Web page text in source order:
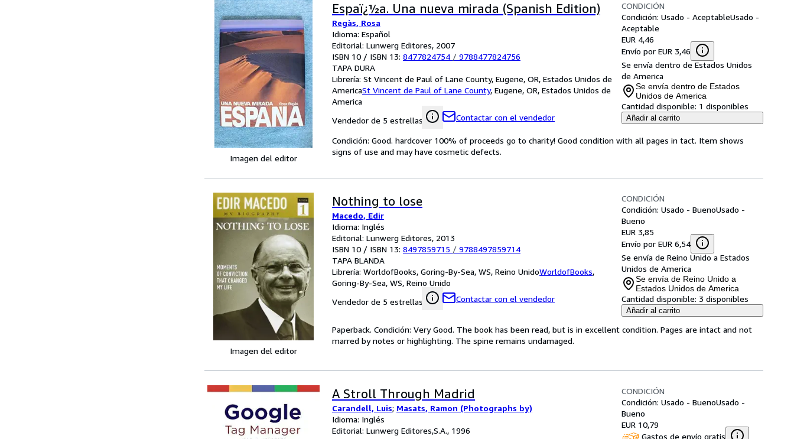
Imagen del editor
Espaï¿½a. Una nueva mirada (Spanish Edition)
Regàs, Rosa
Idioma: Español
Editorial: Lunwerg Editores, 2007
ISBN 10 / ISBN 13: 8477824754 / 9788477824756
TAPA DURA
Librería: St Vincent de Paul of Lane County, Eugene, OR, Estados Unidos de
AmericaSt Vincent de Paul of Lane County, Eugene, OR, Estados Unidos de
America
Vendedor de 5 estrellas
Contactar con el vendedor
CONDICIÓN
Condición: Usado - AceptableUsado -
Aceptable
EUR 4,46
Envío por EUR 3,46
Se envía dentro de Estados Unidos
de America
Se envía dentro de Estados
Unidos de America
Cantidad disponible: 1 disponibles
Añadir al carrito
Condición: Good. hardcover 100% of proceeds go to charity! Good condition with all pages in tact. Item shows
signs of use and may have cosmetic defects.
Imagen del editor
Nothing to lose
Macedo, Edir
Idioma: Inglés
Editorial: Lunwerg Editores, 2013
ISBN 10 / ISBN 13: 8497859715 / 9788497859714
TAPA BLANDA
Librería: WorldofBooks, Goring-By-Sea, WS, Reino UnidoWorldofBooks,
Goring-By-Sea, WS, Reino Unido
Vendedor de 5 estrellas
Contactar con el vendedor
CONDICIÓN
Condición: Usado - BuenoUsado -
Bueno
EUR 3,85
Envío por EUR 6,54
Se envía de Reino Unido a Estados
Unidos de America
Se envía de Reino Unido a
Estados Unidos de America
Cantidad disponible: 3 disponibles
Añadir al carrito
Paperback. Condición: Very Good. The book has been read, but is in excellent condition. Pages are intact and not
marred by notes or highlighting. The spine remains undamaged.
A Stroll Through Madrid
Carandell, Luis; Masats, Ramon (Photographs by)
Idioma: Inglés
Editorial: Lunwerg Editores,S.A., 1996
CONDICIÓN
Condición: Usado - BuenoUsado -
Bueno
EUR 10,79
Gastos de envío gratis